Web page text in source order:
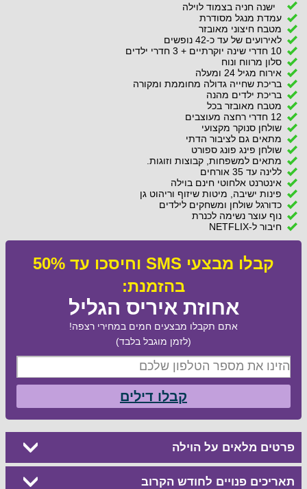
ישנה חניה בצמוד לוילה
עמדת מנגל מסודרת
מטבח חיצוני מאובזר
לאירועים של עד כ-42 נופשים
10 חדרי שינה יוקרתיים + 3 חדרי ילדים
סלון מרווח ונוח
אירוח מגיל 24 ומעלה
בריכת שחייה גדולה מחוממת ומקורה
בריכת ילדים מהנה
מטבח מאובזר בכל
12 חדרי רחצה מעוצבים
שולחן סנוקר מקצועי
מתאים גם לציבור הדתי
שולחן פינג פונג ספורט
מתאים למשפחות, קבוצות וזוגות.
ללינה עד 35 אורחים
אינטרנט אלחוטי חינם בוילה
פינות ישיבה, מיטות שיזוף וריהוט גן
כדורגל שולחן ומשחקים לילדים
נוף עוצר נשימה לכנרת
חיבור ל-NETFLIX
קבלו מבצעי SMS וחיסכו עד 50%
בהזמנת:
אחוזת איריס הגליל
אתם תקבלו מבצעים חמים במחירי רצפה!
(לזמן מוגבל בלבד)
קבלו דילים
פרטים מלאים על הוילה
תאריכים פנויים לחודש הקרוב